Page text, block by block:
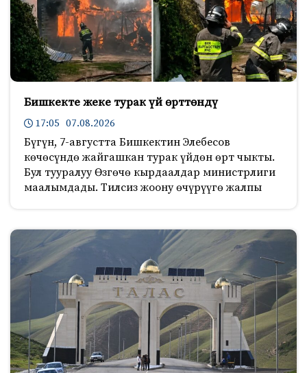
Бишкекте жеке турак үй өрттөндү
17:05 07.08.2026
Бүгүн, 7-августта Бишкектин Элебесов
көчөсүндө жайгашкан турак үйдөн өрт чыкты.
Бул тууралуу Өзгөчө кырдаалдар министрлиги
маалымдады. Тилсиз жоону өчүрүүгө жалпы